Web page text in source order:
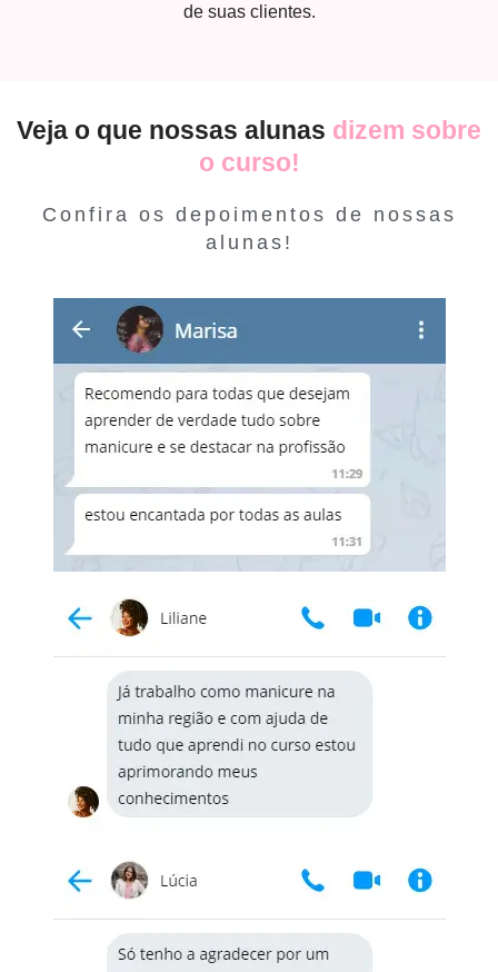
de suas clientes.
Veja o que nossas alunas dizem sobre
o curso!
Confira os depoimentos de nossas
alunas!